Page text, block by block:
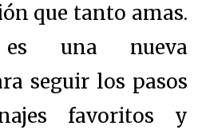
que tanto amas.
una nueva
seguir los pasos
favoritos y